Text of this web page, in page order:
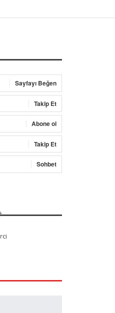
Sayfayı Beğen
Takip Et
Abone ol
Takip Et
Sohbet